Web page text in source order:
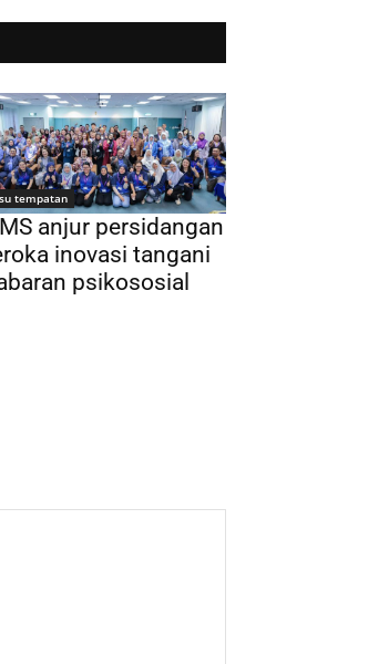
tempatan
anjur persidangan
inovasi tangani
psikososial